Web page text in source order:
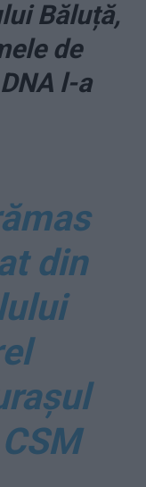
Băluță,
de
l-a
din